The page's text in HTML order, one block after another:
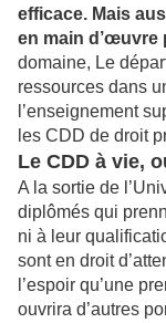
efficace. Mais
en main d’œuvre
domaine, Le
ressources dans
l’enseignement
les CDD de droit
Le CDD à vie,
A la sortie de
diplômés qui
ni à leur
sont en droit
l’espoir qu’une
ouvrira d’autres